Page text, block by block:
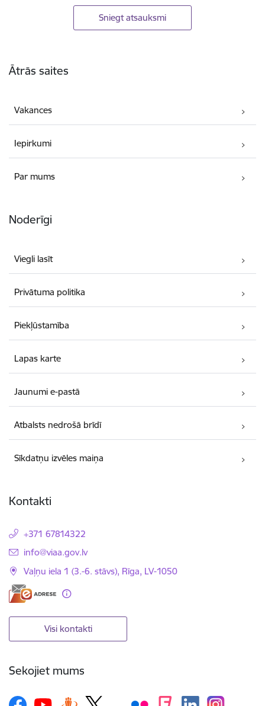
Sniegt atsauksmi
Ātrās saites
Vakances
Iepirkumi
Par mums
Noderīgi
Viegli lasīt
Privātuma politika
Piekļūstamība
Lapas karte
Jaunumi e-pastā
Atbalsts nedrošā brīdī
Sīkdatņu izvēles maiņa
Kontakti
+371 67814322
E-pasts:
info@viaa.gov.lv
Vaļņu iela 1 (3.-6. stāvs), Rīga, LV-1050
Visi kontakti
Sekojiet mums